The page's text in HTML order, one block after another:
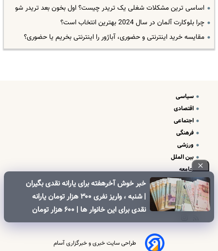
اساسی ترین مشکلات شغلی یک تریدر چیست؟ اول بخون بعد تریدر شو
چرا بلوکارت آلمان در سال 2024 بهترین انتخاب است؟
مقایسه خرید اینترنتی و حضوری، آباژور را اینترنتی بخریم یا حضوری؟
خبر خوش آخرهفته برای یارانه نقدی بگیران
| شنبه ، واریز نفری ۳۰۰ هزار تومان یارانه
نقدی برای این خانوار ها | ۶۰۰ هزار تومان
کالابرگ برای خانوارهای دارای فرزند
سیاسی
اقتصادی
اجتماعی
فرهنگی
ورزشی
بین الملل
جامعه
علم و فناوری
درباره ما
تبلیغات و تماس با ما
طراحی سایت خبری و خبرگزاری آسام